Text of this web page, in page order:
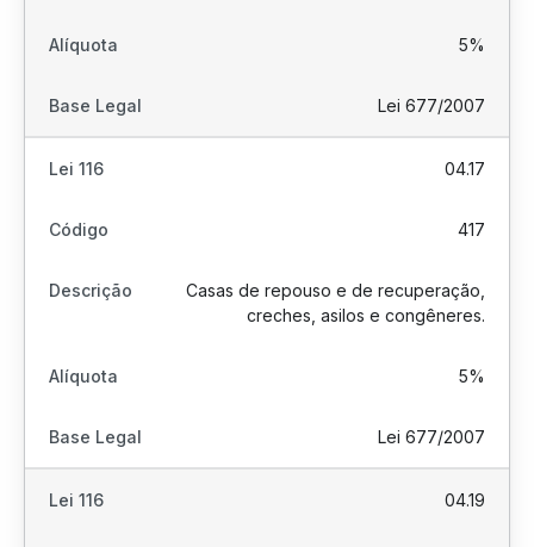
5%
Lei 677/2007
04.17
417
Casas de repouso e de recuperação,
creches, asilos e congêneres.
5%
Lei 677/2007
04.19